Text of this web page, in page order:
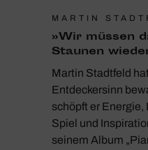
MARTIN
»Wir müssen
Staunen
Martin Stadtfeld
Entdeckersinn
schöpft er Energie,
Spiel und
seinem Album